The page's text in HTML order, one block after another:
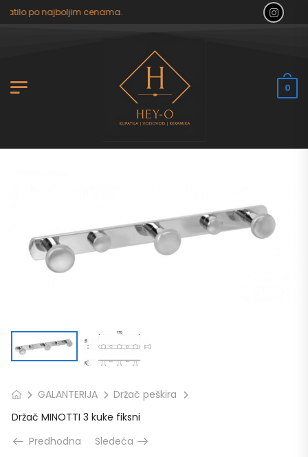
po najboljim cenama.
0
GALANTERIJA
Držač peškira
Držač MINOTTI 3 kuke fiksni
Predhodna
Sledeća